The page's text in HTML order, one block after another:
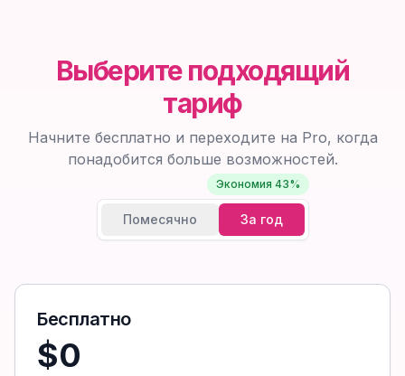
Выберите подходящий
тариф
Начните бесплатно и переходите на Pro, когда
понадобится больше возможностей.
Экономия 43%
Помесячно За год
Бесплатно
$0